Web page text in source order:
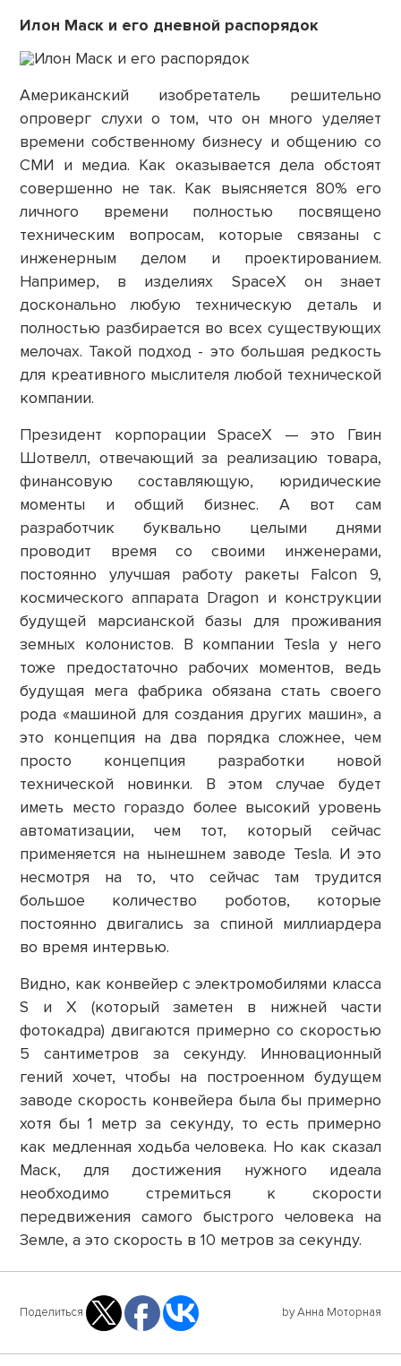
Илон Маск и его дневной распорядок
Американский изобретатель решительно
опроверг слухи о том, что он много уделяет
времени собственному бизнесу и общению со
СМИ и медиа. Как оказывается дела обстоят
совершенно не так. Как выясняется 80% его
личного времени полностью посвящено
техническим вопросам, которые связаны с
инженерным делом и проектированием.
Например, в изделиях SpaceX он знает
досконально любую техническую деталь и
полностью разбирается во всех существующих
мелочах. Такой подход - это большая редкость
для креативного мыслителя любой технической
компании.
Президент корпорации SpaceX — это Гвин
Шотвелл, отвечающий за реализацию товара,
финансовую составляющую, юридические
моменты и общий бизнес. А вот сам
разработчик буквально целыми днями
проводит время со своими инженерами,
постоянно улучшая работу ракеты Falcon 9,
космического аппарата Dragon и конструкции
будущей марсианской базы для проживания
земных колонистов. В компании Tesla у него
тоже предостаточно рабочих моментов, ведь
будущая мега фабрика обязана стать своего
рода «машиной для создания других машин», а
это концепция на два порядка сложнее, чем
просто концепция разработки новой
технической новинки. В этом случае будет
иметь место гораздо более высокий уровень
автоматизации, чем тот, который сейчас
применяется на нынешнем заводе Tesla. И это
несмотря на то, что сейчас там трудится
большое количество роботов, которые
постоянно двигались за спиной миллиардера
во время интервью.
Видно, как конвейер с электромобилями класса
S и X (который заметен в нижней части
фотокадра) двигаются примерно со скоростью
5 сантиметров за секунду. Инновационный
гений хочет, чтобы на построенном будущем
заводе скорость конвейера была бы примерно
хотя бы 1 метр за секунду, то есть примерно
как медленная ходьба человека. Но как сказал
Маск, для достижения нужного идеала
необходимо стремиться к скорости
передвижения самого быстрого человека на
Земле, а это скорость в 10 метров за секунду.
Поделиться by Анна Моторная